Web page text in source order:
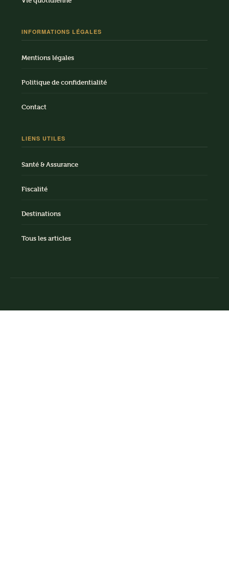
INFORMATIONS LÉGALES
Mentions légales
Politique de confidentialité
Contact
LIENS UTILES
Santé & Assurance
Fiscalité
Destinations
Tous les articles